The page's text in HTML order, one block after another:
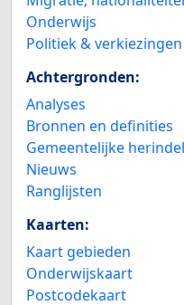
Onderwijs
Politiek & verkiezingen
Achtergronden:
Analyses
Bronnen en definities
Gemeentelijke
Nieuws
Ranglijsten
Kaarten:
Kaart gebieden
Onderwijskaart
Postcodekaart